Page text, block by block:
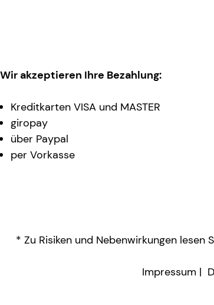
Wir akzeptieren Ihre Bezahlung:
Kreditkarten VISA und MASTER
giropay
über Paypal
per Vorkasse
* Zu Risiken und Nebenwirkungen
Impressum